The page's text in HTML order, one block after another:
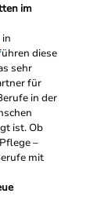
im
diese
sehr
für
in der
ist. Ob
–
mit